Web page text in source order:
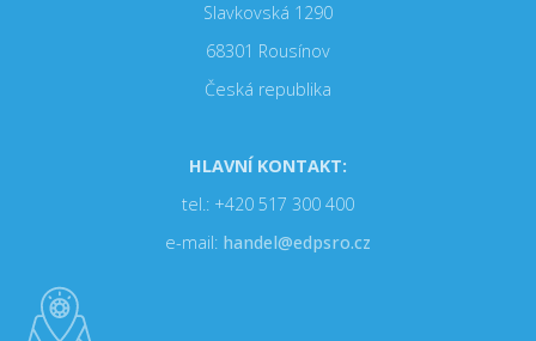
Slavkovská 1290
68301 Rousínov
Česká republika
HLAVNÍ KONTAKT:
tel.: +420 517 300 400
e-mail: handel@edpsro.cz